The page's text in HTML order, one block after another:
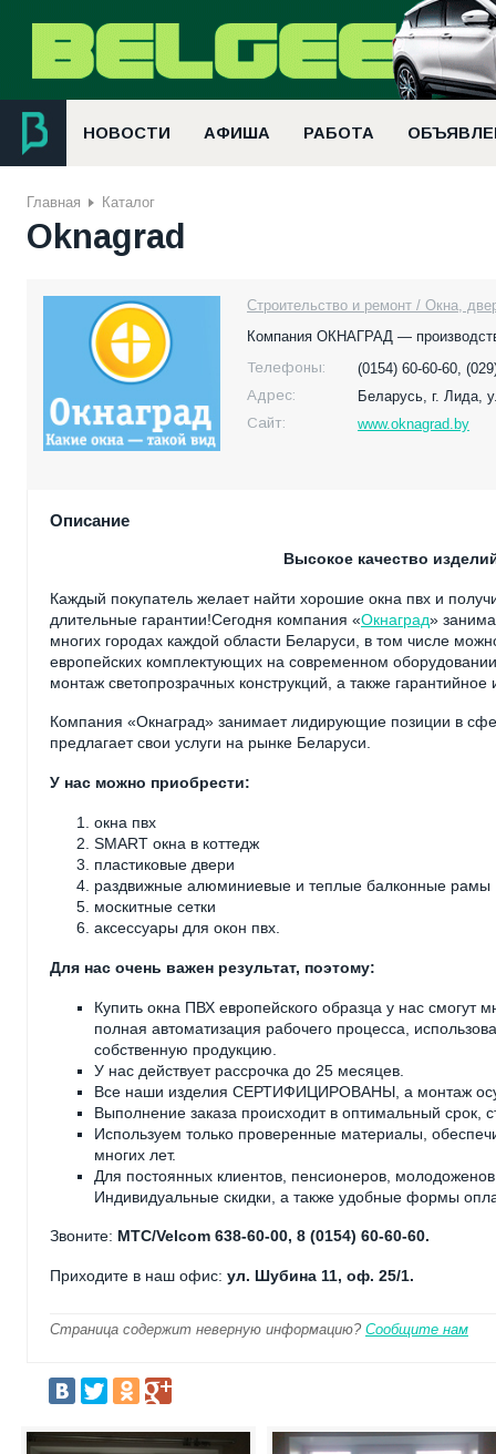
НОВОСТИ АФИША РАБОТА
Главная Каталог
Oknagrad
Строительство и ремонт / Окна,
Компания ОКНАГРАД —
Телефоны:
(0154) 60-60-60,
Адрес:
Беларусь, г. Лида,
Сайт:
www.oknagrad.by
Описание
Высокое качество
Каждый покупатель желает найти хорошие окна пвх и
длительные гарантии!Сегодня компания «Окнаград»
многих городах каждой области Беларуси, в том числе
европейских комплектующих на современном
монтаж светопрозрачных конструкций, а также
Компания «Окнаград» занимает лидирующие позиции в
предлагает свои услуги на рынке Беларуси.
У нас можно приобрести:
окна пвх
SMART окна в коттедж
пластиковые двери
раздвижные алюминиевые и теплые балконные рамы
москитные сетки
аксессуары для окон пвх.
Для нас очень важен результат, поэтому:
Купить окна ПВХ европейского образца у нас
полная автоматизация рабочего процесса,
собственную продукцию.
У нас действует рассрочка до 25 месяцев.
Все наши изделия СЕРТИФИЦИРОВАНЫ, а монтаж
Выполнение заказа происходит в оптимальный срок,
Используем только проверенные материалы,
многих лет.
Для постоянных клиентов, пенсионеров,
Индивидуальные скидки, а также удобные формы
Звоните: МТС/Velcom 638-60-00, 8 (0154) 60-60-60.
Приходите в наш офис: ул. Шубина 11, оф. 25/1.
Страница содержит неверную информацию? Сообщите нам